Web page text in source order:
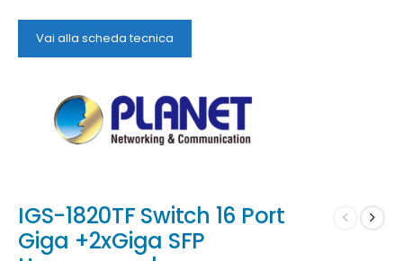
Vai alla scheda tecnica
IGS-1820TF Switch 16 Port
Giga +2xGiga SFP